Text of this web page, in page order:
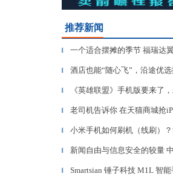
推荐新闻
▎ 一个适合摆摊的季节 福瑞达
▎ 酒店也能“随心飞”，沿途优
▎ 《英雄联盟》手机版要来了
▎ 老司机告诉你 在天猫商城抢
▎ 小米手机如何刷机（线刷）
▎ 新闻自由与信息安全的较量
▎ Smartsian 锤子科技 M1L 智能